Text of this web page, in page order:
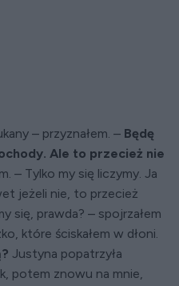
– przyznałem. – Będę
Ale to przecież nie
– Tylko my się liczymy. Ja
jeżeli nie, to przecież
się, prawda? – spojrzałem
które ściskałem w dłoni.
Justyna popatrzyła
potem znowu na mnie,